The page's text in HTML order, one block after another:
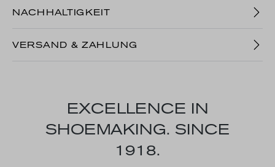
NACHHALTIGKEIT
VERSAND & ZAHLUNG
EXCELLENCE IN
SHOEMAKING. SINCE
1918.